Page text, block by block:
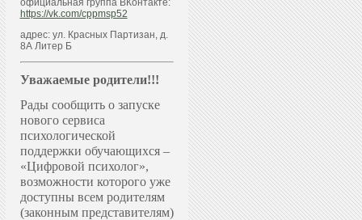
официальная группа ВКонтакте:
https://vk.com/cppmsp52
адрес: ул. Красных Партизан, д.
8А Литер Б
Уважаемые родители!!!
Рады сообщить о запуске
нового сервиса
психологической
поддержки обучающихся –
«Цифровой психолог»,
возможности которого уже
доступны всем родителям
(законным представителям)